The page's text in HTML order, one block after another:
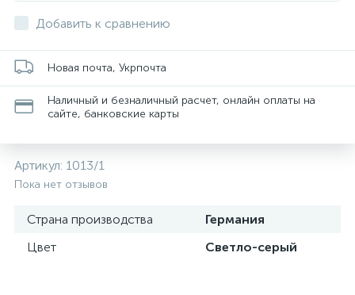
Добавить к сравнению
Новая почта, Укрпочта
Наличный и безналичный расчет, онлайн оплаты на
сайте, банковские карты
Артикул: 1013/1
Пока нет отзывов
Страна производства
Германия
Цвет
Светло-серый